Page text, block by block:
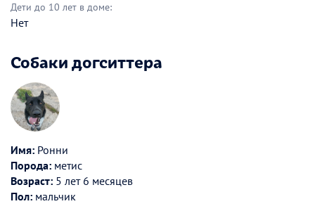
Дети до 10 лет в доме:
Нет
Собаки догситтера
Имя: Ронни
Порода: метис
Возраст: 5 лет 6 месяцев
Пол: мальчик